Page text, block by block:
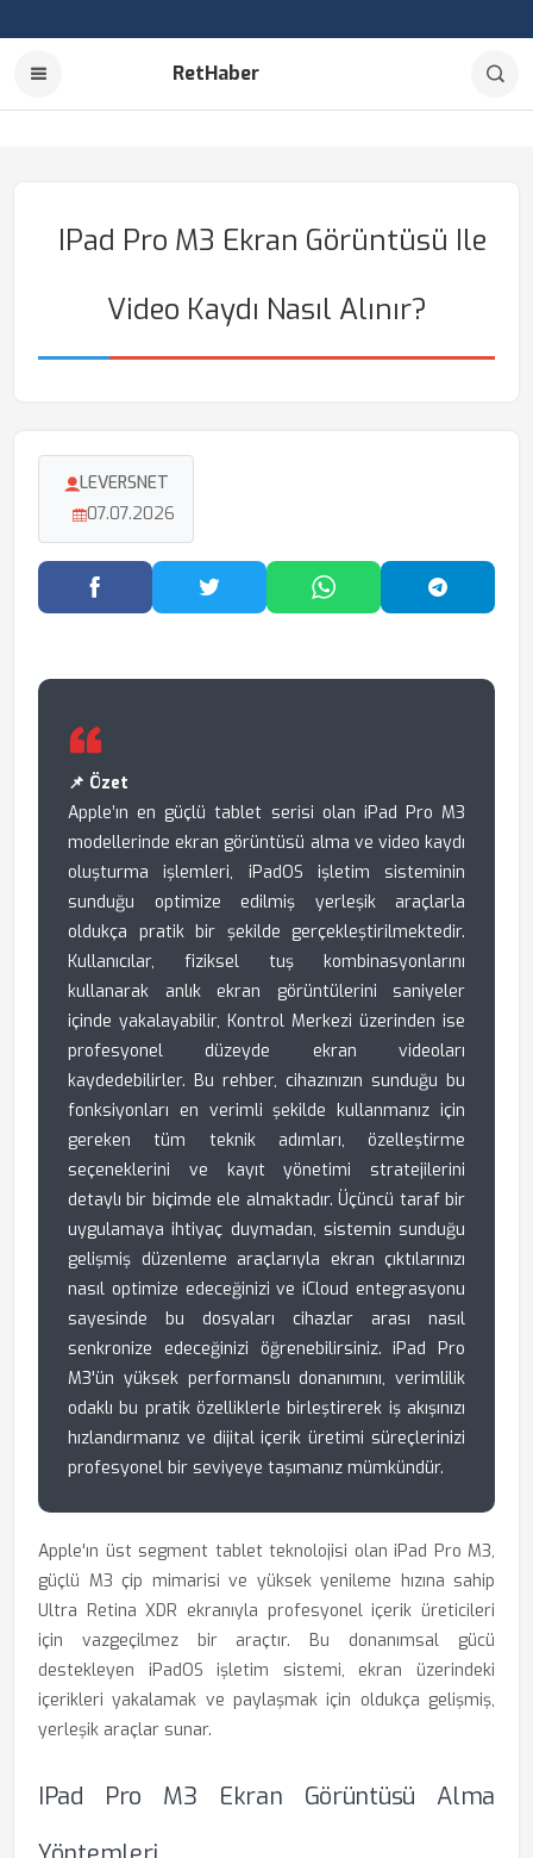
RetHaber
IPad Pro M3 Ekran Görüntüsü Ile
Video Kaydı Nasıl Alınır?
LEVERSNET
07.07.2026
Facebook'ta PaylaşTwitter'da PaylaşWhatsApp'ta Paylaş
📌 Özet
Apple’ın en güçlü tablet serisi olan iPad Pro M3
modellerinde ekran görüntüsü alma ve video kaydı
oluşturma işlemleri, iPadOS işletim sisteminin
sunduğu optimize edilmiş yerleşik araçlarla
oldukça pratik bir şekilde gerçekleştirilmektedir.
Kullanıcılar, fiziksel tuş kombinasyonlarını
kullanarak anlık ekran görüntülerini saniyeler
içinde yakalayabilir, Kontrol Merkezi üzerinden ise
profesyonel düzeyde ekran videoları
kaydedebilirler. Bu rehber, cihazınızın sunduğu bu
fonksiyonları en verimli şekilde kullanmanız için
gereken tüm teknik adımları, özelleştirme
seçeneklerini ve kayıt yönetimi stratejilerini
detaylı bir biçimde ele almaktadır. Üçüncü taraf bir
uygulamaya ihtiyaç duymadan, sistemin sunduğu
gelişmiş düzenleme araçlarıyla ekran çıktılarınızı
nasıl optimize edeceğinizi ve iCloud entegrasyonu
sayesinde bu dosyaları cihazlar arası nasıl
senkronize edeceğinizi öğrenebilirsiniz. iPad Pro
M3'ün yüksek performanslı donanımını, verimlilik
odaklı bu pratik özelliklerle birleştirerek iş akışınızı
hızlandırmanız ve dijital içerik üretimi süreçlerinizi
profesyonel bir seviyeye taşımanız mümkündür.
Apple'ın üst segment tablet teknolojisi olan iPad Pro M3,
güçlü M3 çip mimarisi ve yüksek yenileme hızına sahip
Ultra Retina XDR ekranıyla profesyonel içerik üreticileri
için vazgeçilmez bir araçtır. Bu donanımsal gücü
destekleyen iPadOS işletim sistemi, ekran üzerindeki
içerikleri yakalamak ve paylaşmak için oldukça gelişmiş,
yerleşik araçlar sunar.
IPad Pro M3 Ekran Görüntüsü Alma